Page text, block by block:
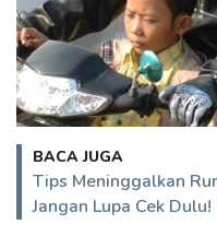
BACA JUGA
Tips Meninggalkan
Jangan Lupa Cek Dulu!